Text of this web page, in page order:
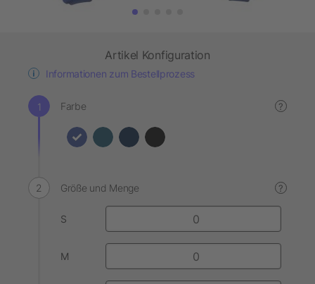
Artikel Konfiguration
Informationen zum Bestellprozess
Farbe ?
Größe und Menge ?
S
M